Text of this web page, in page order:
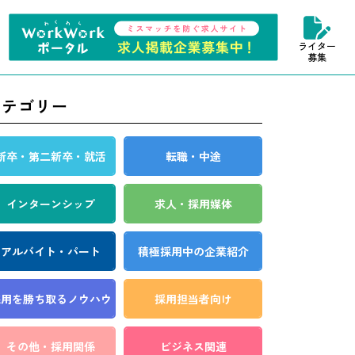
ライター
募集
ゴリー
卒・第二新卒・就活 転職・中途
インターンシップ 求人・採用媒体
アルバイト・パート 積極採用中の企業紹介
を勝ち取る ノウハウ 採用担当者向け
その他・採用関係 ビジネス関連